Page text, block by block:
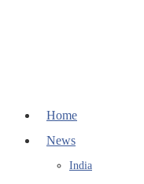
Home
News
India